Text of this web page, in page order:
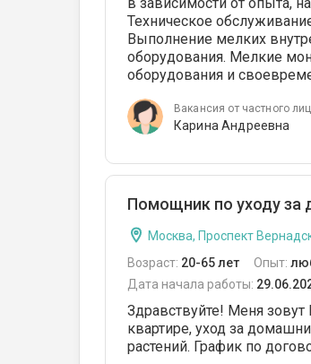
Техническое
Выполнение мелких
оборудования. Мелкие
оборудования и
Вакансия от частного
Карина Андреевна
Помощник по уходу за
Москва, Проспект
Возраст: 20-65 лет Опыт:
Дата начала работы:
Здравствуйте! Меня
квартире, уход за
растений. График по